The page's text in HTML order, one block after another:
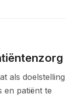
als doelstelling
en patiënt te